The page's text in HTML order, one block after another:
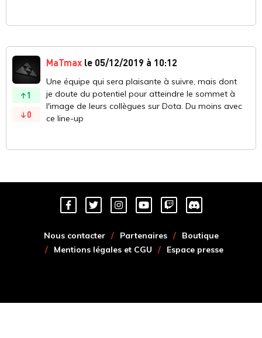
1
0
MaTmax le 05/12/2019 à 10:12
Une équipe qui sera plaisante à suivre, mais dont
je doute du potentiel pour atteindre le sommet à
l'image de leurs collègues sur Dota. Du moins avec
ce line-up
Nous contacter Partenaires
Boutique
Mentions légales et CGU
Espace presse